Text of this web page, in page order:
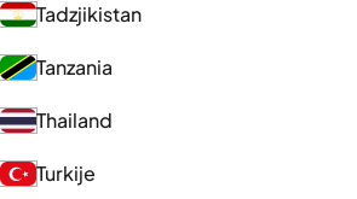
Tadzjikistan
Tanzania
Thailand
Turkije